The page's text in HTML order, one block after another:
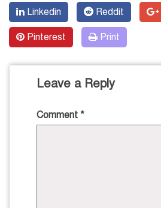
Linkedin Reddit
Pinterest Print
Leave a Reply
Comment *